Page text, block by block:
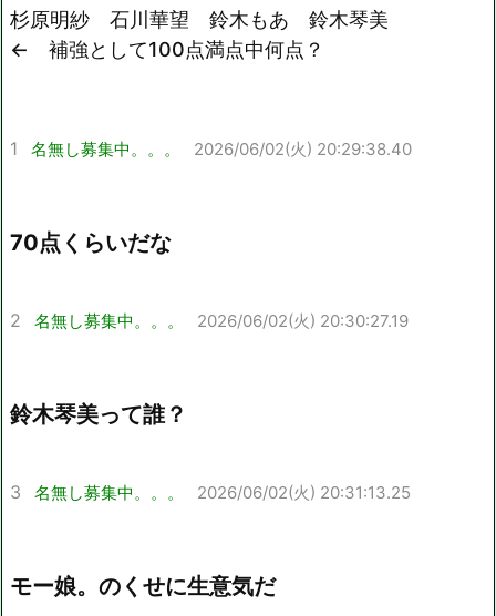
杉原明紗 石川華望 鈴木もあ 鈴木琴美
← 補強として100点満点中何点？
1 名無し募集中。。。 2026/06/02(火) 20:29:38.40
70点くらいだな
2 名無し募集中。。。 2026/06/02(火) 20:30:27.19
鈴木琴美って誰？
3 名無し募集中。。。 2026/06/02(火) 20:31:13.25
モー娘。のくせに生意気だ